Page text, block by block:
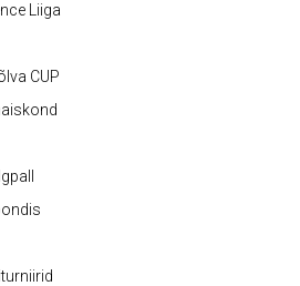
Liiga
CUP